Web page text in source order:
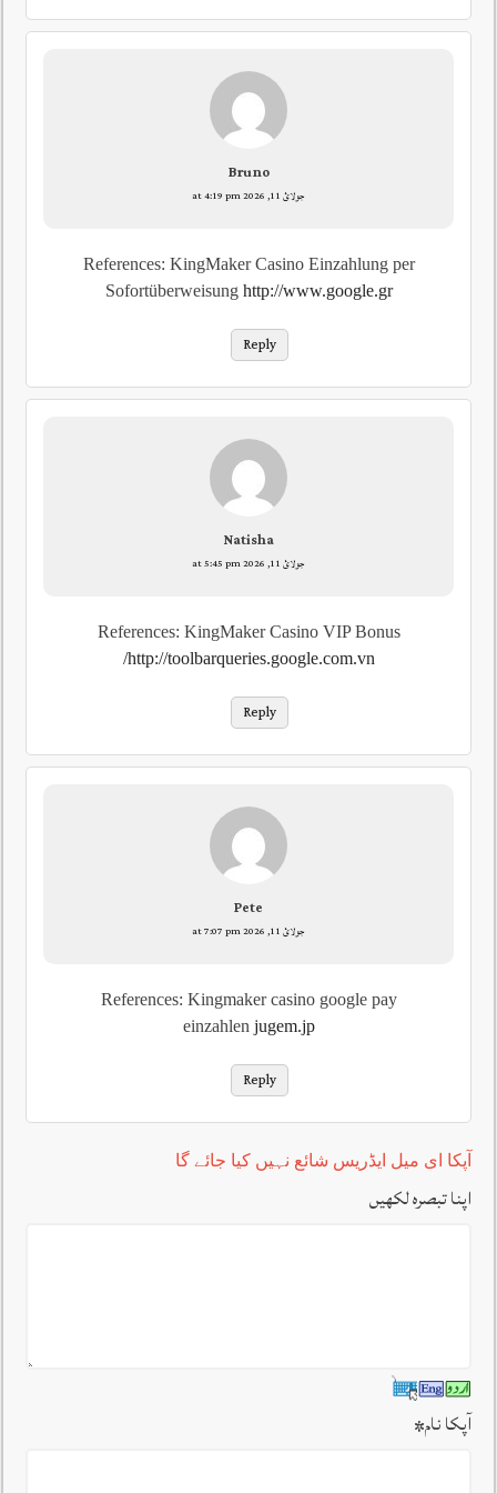
Bruno
جولائ 11, 2026 at 4:19 pm
References: KingMaker Casino Einzahlung per
Sofortüberweisung http://www.google.gr
Reply
Natisha
جولائ 11, 2026 at 5:45 pm
References: KingMaker Casino VIP Bonus
http://toolbarqueries.google.com.vn/
Reply
Pete
جولائ 11, 2026 at 7:07 pm
References: Kingmaker casino google pay
einzahlen jugem.jp
Reply
آپکا ای میل ایڈریس شائع نہیں کیا جائے گا
اپنا تبصرہ لکھیں
آپکا نام*